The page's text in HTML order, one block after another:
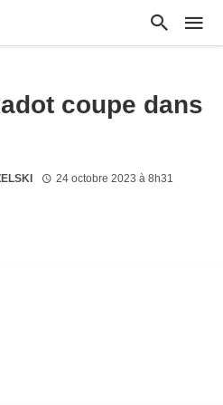
coupe dans
24 octobre 2023 à 8h31